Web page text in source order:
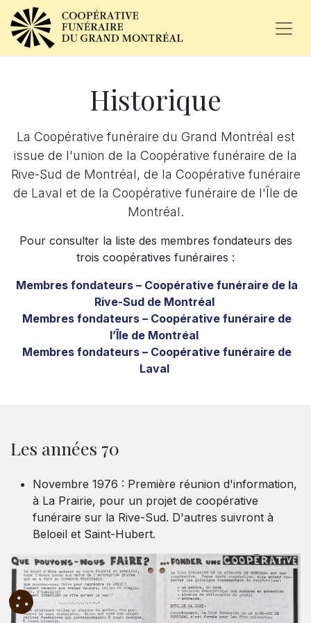
Historique
La Coopérative funéraire du Grand Montréal est
issue de l'union de la Coopérative funéraire de la
Rive-Sud de Montréal, de la Coopérative funéraire
de Laval et de la Coopérative funéraire de l'Île de
Montréal.
Pour consulter la liste des membres fondateurs des
trois coopératives funéraires :
Membres fondateurs – Coopérative funéraire de la
Rive-Sud de Montréal
Membres fondateurs – Coopérative funéraire de
l’Île de Montréal
Membres fondateurs – Coopérative funéraire de
Laval
Les années 70
Novembre 1976 : Première réunion d'information,
à La Prairie, pour un projet de coopérative
funéraire sur la Rive-Sud. D'autres suivront à
Beloeil et Saint-Hubert.